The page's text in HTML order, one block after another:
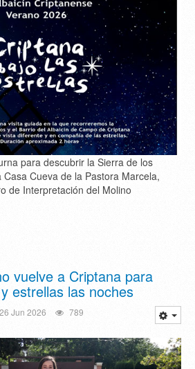
para descubrir la Sierra de los
Cueva de la Pastora Marcela,
de Interpretación del Molino
vuelve a Criptana para
estrellas las noches
26 Jun 2026 789